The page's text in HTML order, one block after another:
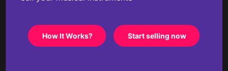
How It Works? Start selling now